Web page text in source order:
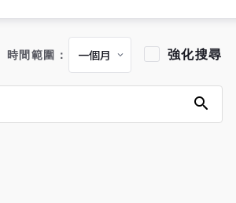
時間範圍： 強化搜尋